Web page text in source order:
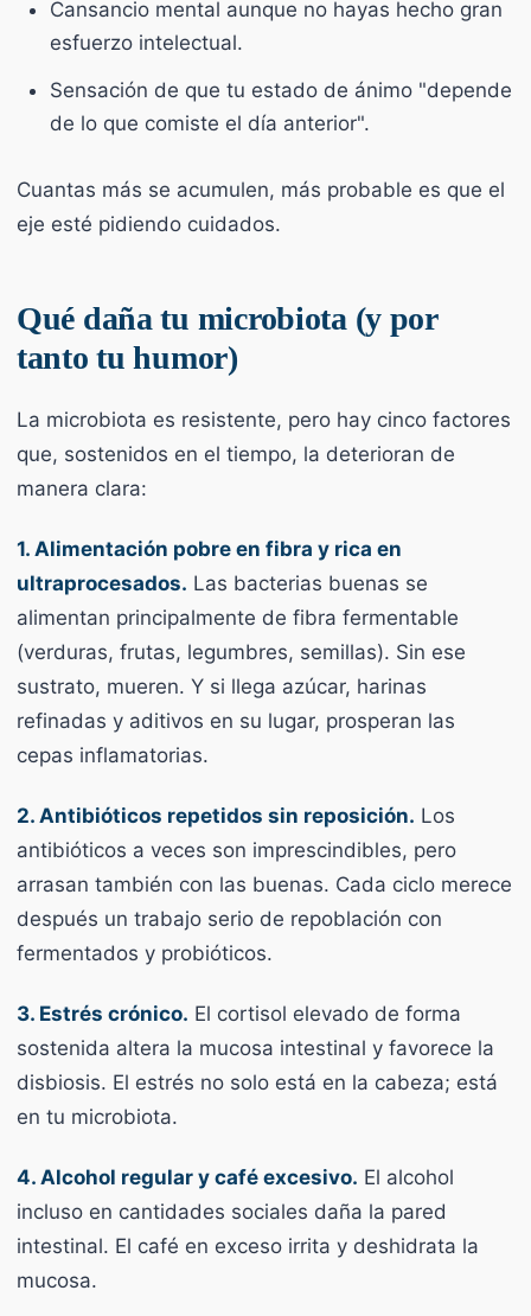
Cansancio mental aunque no hayas hecho gran
esfuerzo intelectual.
Sensación de que tu estado de ánimo "depende
de lo que comiste el día anterior".
Cuantas más se acumulen, más probable es que el
eje esté pidiendo cuidados.
Qué daña tu microbiota (y por
tanto tu humor)
La microbiota es resistente, pero hay cinco factores
que, sostenidos en el tiempo, la deterioran de
manera clara:
1. Alimentación pobre en fibra y rica en
ultraprocesados. Las bacterias buenas se
alimentan principalmente de fibra fermentable
(verduras, frutas, legumbres, semillas). Sin ese
sustrato, mueren. Y si llega azúcar, harinas
refinadas y aditivos en su lugar, prosperan las
cepas inflamatorias.
2. Antibióticos repetidos sin reposición. Los
antibióticos a veces son imprescindibles, pero
arrasan también con las buenas. Cada ciclo merece
después un trabajo serio de repoblación con
fermentados y probióticos.
3. Estrés crónico. El cortisol elevado de forma
sostenida altera la mucosa intestinal y favorece la
disbiosis. El estrés no solo está en la cabeza; está
en tu microbiota.
4. Alcohol regular y café excesivo. El alcohol
incluso en cantidades sociales daña la pared
intestinal. El café en exceso irrita y deshidrata la
mucosa.